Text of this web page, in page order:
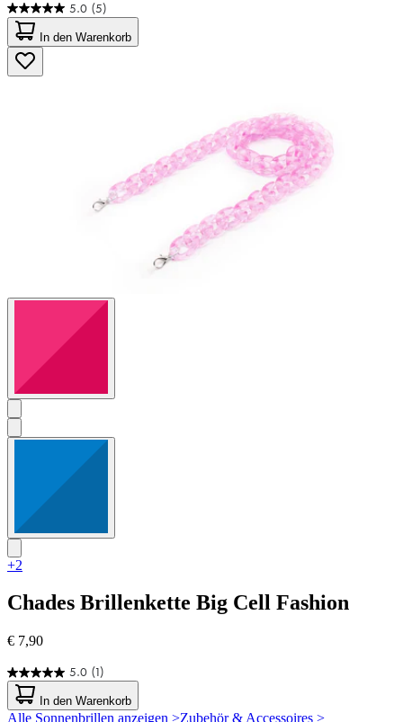
5.0 (5)
5.0
von
5
Sternen.
5
In den Warenkorb
+2
Chades Brillenkette Big Cell Fashion
€ 7,90
5.0 (1)
5.0
von
5
In den Warenkorb
Alle Sonnenbrillen anzeigen >Zubehör & Accessoires >